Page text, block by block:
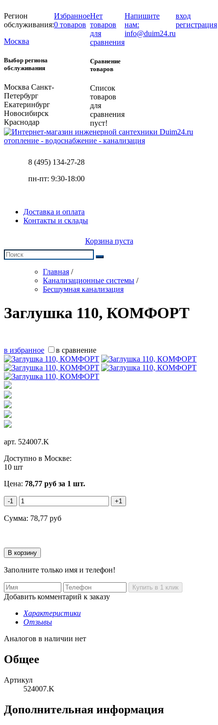
Регион
обслуживания:
Москва
Выбор региона
обслуживания
Москва Санкт-
Петербург
Екатеринбург
Новосибирск
Краснодар
Избранное
0 товаров
Нет
товаров
для
сравнения
Сравнение
товаров
Список
товаров
для
сравнения
пуст!
Напишите
нам:
info@duim24.ru
вход
регистрация
отопление - водоснабжение - канализация
8 (495) 134-27-28
пн-пт: 9:30-18:00
Доставка и оплата
Контакты и склады
Корзина пуста
Главная /
Канализационные системы /
Бесшумная канализация
Заглушка 110, КОМФОРТ
в избранное в сравнение
арт. 524007.K
Доступно в Москве:
10 шт
Цена: 78,77 руб за 1 шт.
-1 +1
Сумма: 78,77 руб
Заполните только имя и телефон!
Добавить комментарий к заказу
Характеристики
Отзывы
Аналогов в наличии нет
Общее
Артикул
524007.K
Дополнительная информация